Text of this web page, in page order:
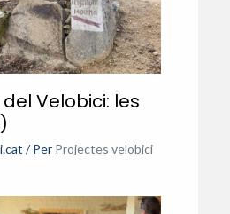
Velobici: les
/ Per Projectes velobici